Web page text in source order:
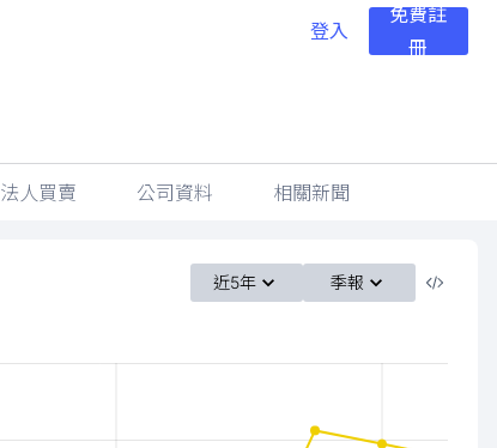
登入
免費註
冊
法人買賣 公司資料 相關新聞
近5年 季報